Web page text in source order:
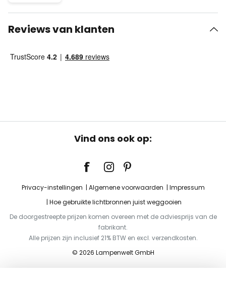
Reviews van klanten
Vind ons ook op:
Privacy-instellingen Algemene voorwaarden
Impressum
Hoe gebruikte lichtbronnen juist weggooien
De doorgestreepte prijzen komen overeen met de adviesprijs van de
fabrikant.
Alle prijzen zijn inclusief 21% BTW en excl. verzendkosten.
© 2026 Lampenwelt GmbH